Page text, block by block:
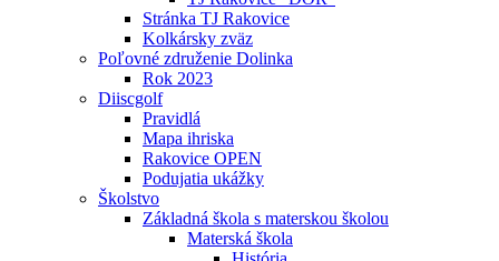
Stránka TJ Rakovice
Kolkársky zväz
Poľovné združenie Dolinka
Rok 2023
Diiscgolf
Pravidlá
Mapa ihriska
Rakovice OPEN
Podujatia ukážky
Školstvo
Základná škola s materskou školou
Materská škola